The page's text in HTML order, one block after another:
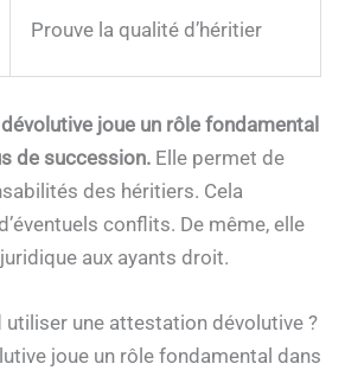
Prouve la qualité d’héritier
joue un rôle fondamental
de succession. Elle permet de
des héritiers. Cela
conflits. De même, elle
aux ayants droit.
utiliser une attestation dévolutive ?
joue un rôle fondamental dans